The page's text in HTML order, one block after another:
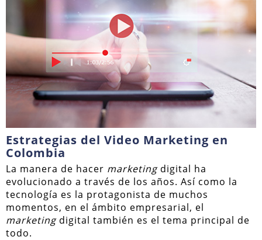
Estrategias del Video Marketing en
Colombia
La manera de hacer marketingdigital ha
evolucionado a través de los años. Así como la
tecnología es la protagonista de muchos
momentos, en el ámbito empresarial, el
marketingdigital también es el tema principal de
todo.